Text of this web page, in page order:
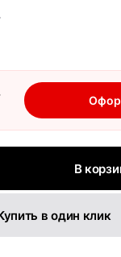
В
в один клик